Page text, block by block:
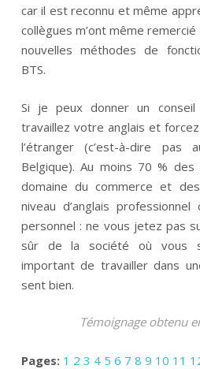
car il est reconnu et même
collègues m’ont même
nouvelles méthodes de
BTS.
Si je peux donner un
travaillez votre anglais et
l’étranger (c’est-à-dire pas
Belgique). Au moins 70 %
domaine du commerce et
niveau d’anglais
personnel : ne vous jetez pas
sûr de la société où vous
important de travailler dans
sent bien.
Témoignage obtenu
Pages: 1 2 3 4 5 6 7 8 9 10 11